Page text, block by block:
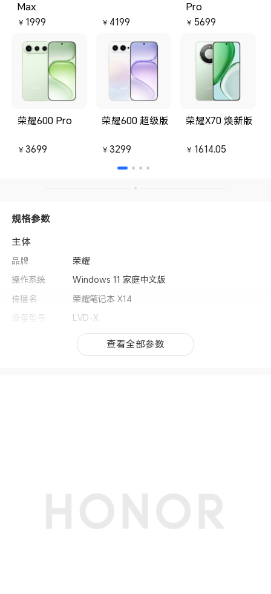
Max
￥ 1999 ￥ 4199
Pro
￥ 5699
荣耀600 Pro
￥ 3699
荣耀600 超级版
￥ 3299
荣耀X70 焕新版
￥ 1614.05
规格参数
主体
品牌
荣耀
操作系统
Windows 11 家庭中文版
传播名
荣耀笔记本 X14
设备型号
LVD-X
笔记本电脑
311.5 × 215.5 × 16.9mm
查看全部参数
查看全部参数